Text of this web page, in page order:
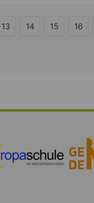
13 14 15 16